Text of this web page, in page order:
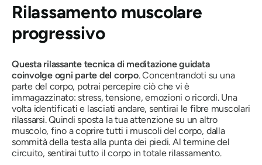
Rilassamento muscolare
progressivo
Questa rilassante tecnica di meditazione guidata
coinvolge ogni parte del corpo. Concentrandoti su una
parte del corpo, potrai percepire ciò che vi è
immagazzinato: stress, tensione, emozioni o ricordi. Una
volta identificati e lasciati andare, sentirai le fibre muscolari
rilassarsi. Quindi sposta la tua attenzione su un altro
muscolo, fino a coprire tutti i muscoli del corpo, dalla
sommità della testa alla punta dei piedi. Al termine del
circuito, sentirai tutto il corpo in totale rilassamento.